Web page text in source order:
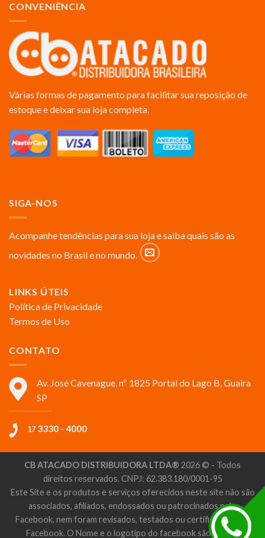
CONVENIÊNCIA
Várias formas de pagamento para facilitar sua reposição de
estoque e deixar sua loja completa.
SIGA-NOS
Acompanhe tendências para sua loja e saiba quais são as
novidades no Brasil e no mundo.
LINKS ÚTEIS
Política de Privacidade
Termos de Uso
CONTATO
Av. José Cavenague, nº 1825 Portal do Lago B, Guaira
SP
17 3330 - 4000
CB ATACADO DISTRIBUIDORA LTDA® 2026 © - Todos
direitos reservados. CNPJ: 62.383.180/0001-95
Este Site e os produtos e serviços oferecidos neste site não são
associados, afiliados, endossados ou patrocinados pelo
Facebook, nem foram revisados, testados ou certificados pelo
Facebook. O Nome e o logotipo do facebook são marcas